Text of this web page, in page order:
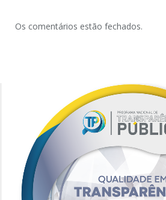
Os comentários estão fechados.